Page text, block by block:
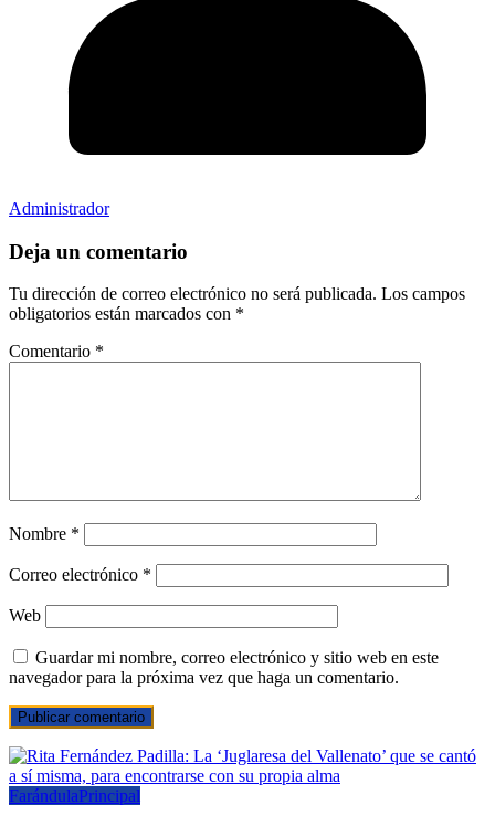
Administrador
Deja un comentario
Tu dirección de correo electrónico no será publicada. Los campos
obligatorios están marcados con *
Comentario *
Nombre *
Correo electrónico *
Web
Guardar mi nombre, correo electrónico y sitio web en este
navegador para la próxima vez que haga un comentario.
FarándulaPrincipal